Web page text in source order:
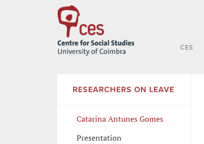
CES
RESEARCHERS ON LEAVE
Catarina Antunes Gomes
Presentation